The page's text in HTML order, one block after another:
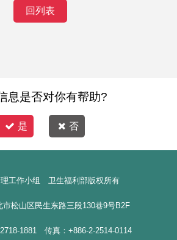
回列表
息是否对你有帮助?
是 否
理工作小组 卫生福利部版权所有
市松山区民生东路三段130巷9号B2F
1881 传真：+886-2-2514-0114